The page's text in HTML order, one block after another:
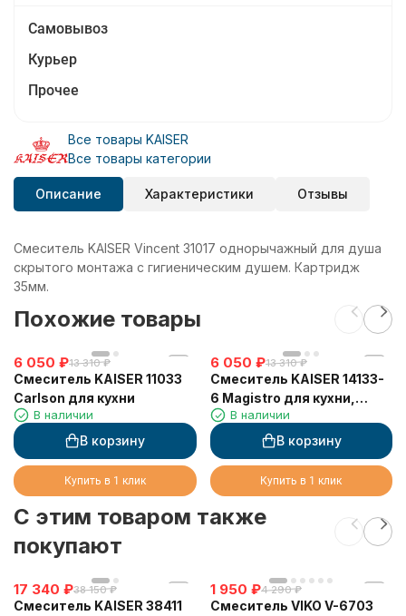
Самовывоз
Курьер
Прочее
Все товары KAISER
Все товары категории
Описание Характеристики Отзывы
Смеситель KAISER Vincent 31017 однорычажный для душа
скрытого монтажа с гигиеническим душем. Картридж
35мм.
Похожие товары
6 050 ₽13 310 ₽
Смеситель KAISER 11033
Carlson для кухни
В наличии
В корзину
Купить в 1 клик
6 050 ₽13 310 ₽
Смеситель KAISER 14133-
6 Magistro для кухни,
песочный
В наличии
В корзину
Купить в 1 клик
C этим товаром также
покупают
17 340 ₽38 150 ₽
Смеситель KAISER 38411
1 950 ₽4 290 ₽
Смеситель VIKO V-6703